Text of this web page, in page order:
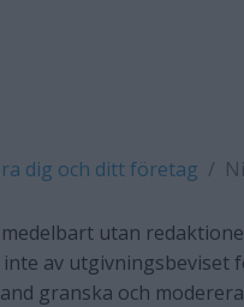
dig och ditt företag
utan
av utgivningsbeviset
granska och